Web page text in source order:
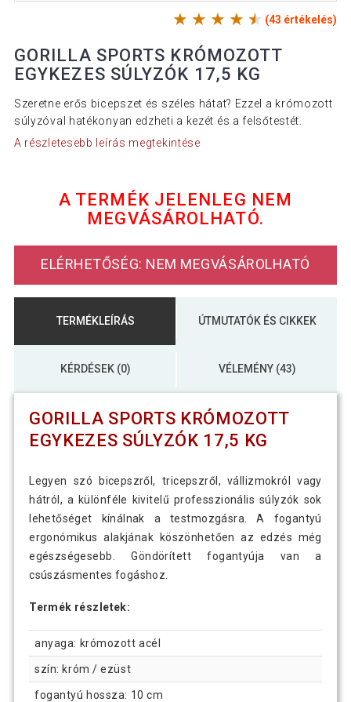
(43 értékelés)
GORILLA SPORTS KRÓMOZOTT
EGYKEZES SÚLYZÓK 17,5 KG
Szeretne erős bicepszet és széles hátat? Ezzel a krómozott
súlyzóval hatékonyan edzheti a kezét és a felsőtestét.
A részletesebb leírás megtekintése
A TERMÉK JELENLEG NEM
MEGVÁSÁROLHATÓ.
ELÉRHETŐSÉG: NEM MEGVÁSÁROLHATÓ
TERMÉKLEÍRÁS ÚTMUTATÓK ÉS CIKKEK
KÉRDÉSEK (0) VÉLEMÉNY (43)
GORILLA SPORTS KRÓMOZOTT
EGYKEZES SÚLYZÓK 17,5 KG
Legyen szó bicepszről, tricepszről, vállizmokról vagy
hátról, a különféle kivitelű professzionális súlyzók sok
lehetőséget kínálnak a testmozgásra. A fogantyú
ergonómikus alakjának köszönhetően az edzés még
egészségesebb. Göndörített fogantyúja van a
csúszásmentes fogáshoz.
Termék részletek:
anyaga: krómozott acél
szín: króm / ezüst
fogantyú hossza: 10 cm